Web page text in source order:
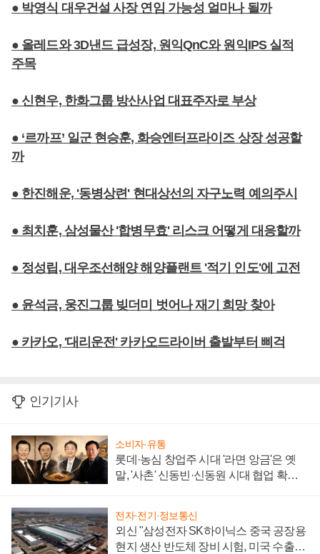
● 박영식 대우건설 사장 연임 가능성 얼마나 될까
● 올레드와 3D낸드 급성장, 원익QnC와 원익IPS 실적
주목
● 신현우, 한화그룹 방산사업 대표주자로 부상
● ‘르까프’ 일군 현승훈, 화승엔터프라이즈 상장 성공할
까
● 한진해운, '동병상련' 현대상선의 자구노력 예의주시
● 최치훈, 삼성물산 '합병무효' 리스크 어떻게 대응할까
● 정성립, 대우조선해양 해양플랜트 '적기 인도'에 고전
● 윤석금, 웅진그룹 빚더미 벗어나 재기 희망 찾아
● 카카오, '대리운전' 카카오드라이버 출발부터 삐걱
인기기사
소비자·유통
롯데·농심 창업주 시대 '라면 앙금'은 옛
말, '사촌' 신동빈·신동원 시대 협업 확대
전자·전기·정보통신
외신 "삼성전자 SK하이닉스 중국 공장용
현지 생산 반도체 장비 시험, 미국 수출통